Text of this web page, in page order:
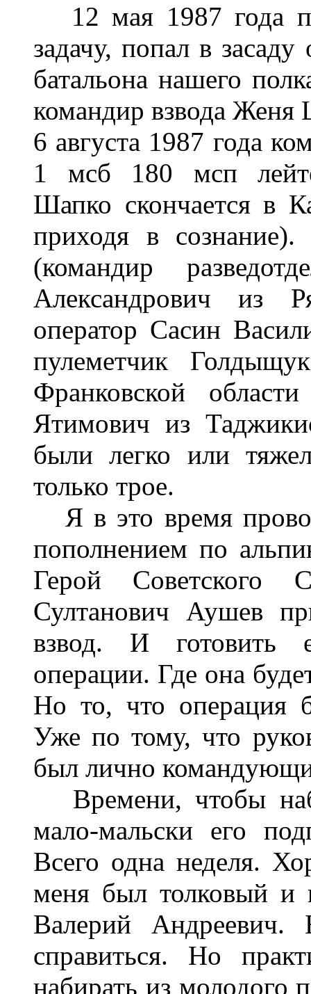
12 мая 1987 года
задачу, попал в засаду
батальона нашего
командир взвода Женя
6 августа 1987 года
1 мсб 180 мсп
Шапко скончается в
приходя в сознание).
(командир
Александрович из
оператор Сасин
пулеметчик
Франковской
Ятимович из
были легко или
только трое.
Я в это время
пополнением по
Герой Советского
Султанович Аушев
взвод. И готовить
операции. Где она
Но то, что операция
Уже по тому, что
был лично
Времени, чтобы
мало-мальски его
Всего одна неделя.
меня был толковый и
Валерий
справиться. Но
набирать из молодого